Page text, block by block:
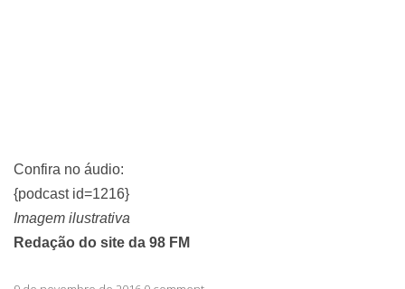
Confira no áudio:
{podcast id=1216}
Imagem ilustrativa
Redação do site da 98 FM